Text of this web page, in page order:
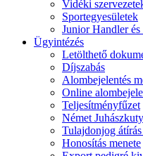
Vidéki
Sportegyesületek
Junior Handler
Ügyintézés
Letölthető
Díjszabás
Alombejelentés
Online
Teljesítményfűzet
Német
Tulajdonjog átírás
Honosítás menete